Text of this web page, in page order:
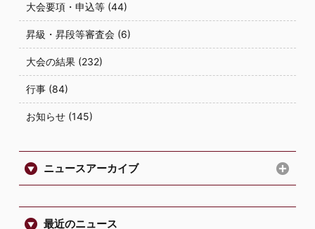
大会要項・申込等 (44)
昇級・昇段等審査会 (6)
大会の結果 (232)
行事 (84)
お知らせ (145)
ニュースアーカイブ
最近のニュース